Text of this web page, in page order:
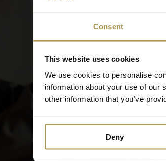
Consent
This website uses cookies
We use cookies to personalise
information about your use of our
other information that you’ve
Deny